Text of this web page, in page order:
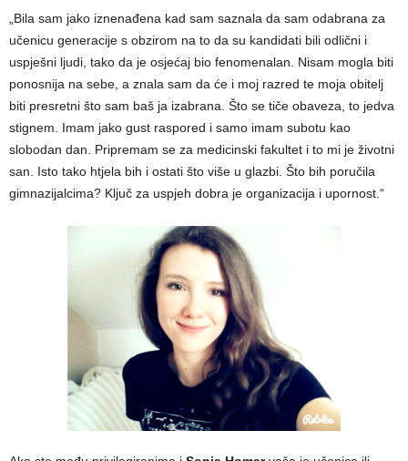
„Bila sam jako iznenađena kad sam saznala da sam odabrana za
učenicu generacije s obzirom na to da su kandidati bili odlični i
uspješni ljudi, tako da je osjećaj bio fenomenalan. Nisam mogla biti
ponosnija na sebe, a znala sam da će i moj razred te moja obitelj
biti presretni što sam baš ja izabrana. Što se tiče obaveza, to jedva
stignem. Imam jako gust raspored i samo imam subotu kao
slobodan dan. Pripremam se za medicinski fakultet i to mi je životni
san. Isto tako htjela bih i ostati što više u glazbi. Što bih poručila
gimnazijalcima? Ključ za uspjeh dobra je organizacija i upornost.“